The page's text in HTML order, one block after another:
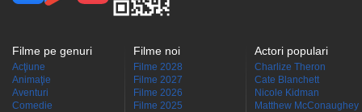
Filme pe genuri
Acţiune
Animaţie
Aventuri
Comedie
Filme noi
Filme 2028
Filme 2027
Filme 2026
Filme 2025
Actori populari
Charlize Theron
Cate Blanchett
Nicole Kidman
Matthew McConaughey